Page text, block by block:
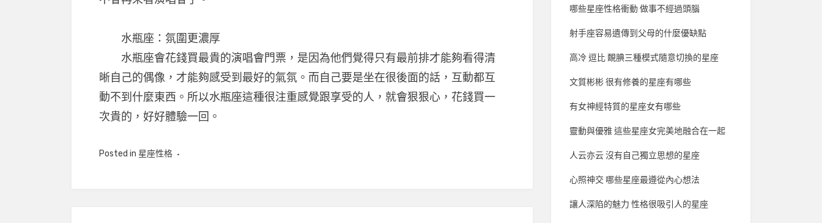
水瓶座：氛圍更濃厚
水瓶座會花錢買最貴的演唱會門票，是因為他們覺得只有最前排才能夠看得清
晰自己的偶像，才能夠感受到最好的氣氛。而自己要是坐在很後面的話，互動都互
動不到什麼東西。所以水瓶座這種很注重感覺跟享受的人，就會狠狠心，花錢買一
次貴的，好好體驗一回。
Posted in 星座性格
哪些星座性格衝動 做事不經過頭腦
射手座容易遺傳到父母的什麼優缺點
高冷 逗比 靦腆三種模式隨意切換的星座
文質彬彬 很有修養的星座有哪些
有女神經特質的星座女有哪些
靈動與優雅 這些星座女完美地融合在一起
人云亦云 沒有自己獨立思想的星座
心照神交 哪些星座最遵從內心想法
讓人深陷的魅力 性格很吸引人的星座